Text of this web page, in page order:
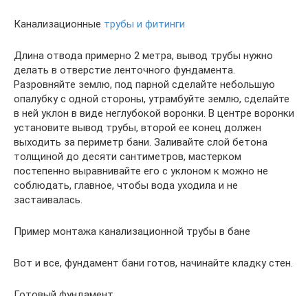
Канализационные трубы и фитинги
Длина отвода примерно 2 метра, вывод трубы нужно
делать в отверстие ленточного фундамента.
Разровняйте землю, под парной сделайте небольшую
опалубку с одной стороны, утрамбуйте землю, сделайте
в ней уклон в виде неглубокой воронки. В центре воронки
установите вывод трубы, второй ее конец должен
выходить за периметр бани. Заливайте слой бетона
толщиной до десяти сантиметров, мастерком
постепенно выравнивайте его с уклоном к можно не
соблюдать, главное, чтобы вода уходила и не
застаивалась.
Пример монтажа канализационной трубы в бане
Вот и все, фундамент бани готов, начинайте кладку стен.